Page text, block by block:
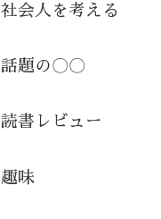
社会人を考える
話題の〇〇
読書レビュー
趣味